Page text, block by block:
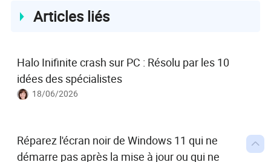

Articles liés
Halo Inifinite crash sur PC : Résolu par les 10
idées des spécialistes
18/06/2026
Réparez l'écran noir de Windows 11 qui ne
démarre pas après la mise à jour ou qui ne